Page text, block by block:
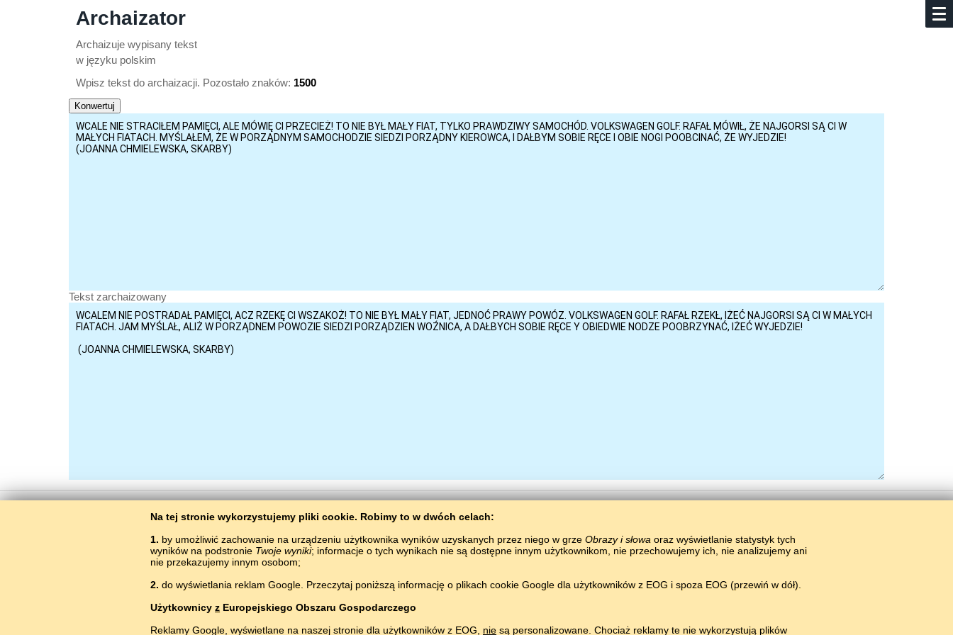
Archaizator
Archaizuje wypisany tekst
w języku polskim
Wpisz tekst do archaizacji. Pozostało znaków: 1500
Tekst zarchaizowany
Archaizator
Copyright © 2015–2025 BALTOSLAV.
Wszelkie prawa zastrzeżone.
Na tej stronie wykorzystujemy pliki сookie. Robimy to w dwóch celach:
1. by umożliwić zachowanie na urządzeniu użytkownika wyników uzyskanych przez niego w grze Obrazy i słowa oraz wyświetlanie statystyk tych
wyników na podstronie Twoje wyniki; informacje o tych wynikach nie są dostępne innym użytkownikom, nie przechowujemy ich, nie analizujemy ani
nie przekazujemy innym osobom;
2. do wyświetlania reklam Google. Przeczytaj poniższą informację o plikach cookie Google dla użytkowników z EOG i spoza EOG (przewiń w dół).
Użytkownicy z Europejskiego Obszaru Gospodarczego
Reklamy Google, wyświetlane na naszej stronie dla użytkowników z EOG, nie są personalizowane. Chociaż reklamy te nie wykorzystują plików